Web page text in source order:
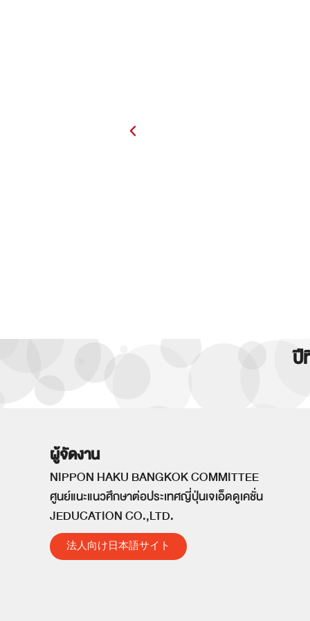
ปี
ผู้จัดงาน
NIPPON HAKU BANGKOK COMMITTEE
ศูนย์แนะแนวศึกษาต่อประเทศญี่ปุ่นเจเอ็ดดูเคชั่น
JEDUCATION CO.,LTD.
法人向け日本語サイト